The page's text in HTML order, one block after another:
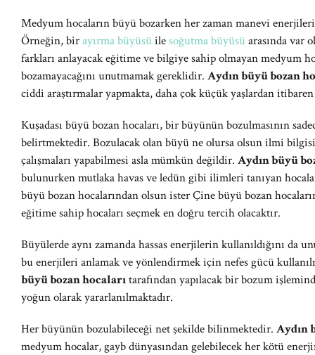
Medyum hocaların büyü bozarken her zaman manevi
Örneğin, birayırma büyüsü ilesoğutma büyüsü arasında var
farkları anlayacak eğitime ve bilgiye sahip olmayan medyum
bozamayacağını unutmamak gereklidir. Aydın büyü bozan
ciddi araştırmalar yapmakta, daha çok küçük yaşlardan
Kuşadası büyü bozan hocaları, bir büyünün bozulmasının
belirtmektedir. Bozulacak olan büyü ne olursa olsun ilmi
çalışmaları yapabilmesi asla mümkün değildir. Aydın büyü
bulunurken mutlaka havas ve ledün gibi ilimleri tanıyan
büyü bozan hocalarından olsun ister Çine büyü bozan
eğitime sahip hocaları seçmek en doğru tercih olacaktır.
Büyülerde aynı zamanda hassas enerjilerin kullanıldığını da
bu enerjileri anlamak ve yönlendirmek için nefes gücü
büyü bozan hocalarıtarafından yapılacak bir bozum
yoğun olarak yararlanılmaktadır.
Her büyünün bozulabileceği net şekilde bilinmektedir. Aydın
medyum hocalar, gayb dünyasından gelebilecek her kötü